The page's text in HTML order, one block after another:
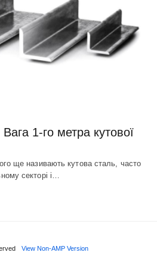
1-го метра кутової
ще називають кутова сталь, часто
секторі і…
View Non-AMP Version